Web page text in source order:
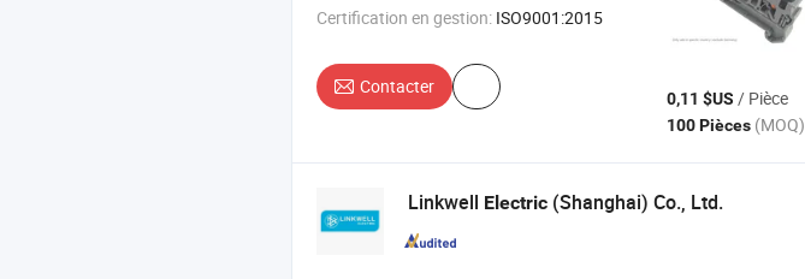
Certification en gestion: ISO9001:2015
Contacter
0,11 $US / Pièce
100 Pièces (MOQ)
Linkwell Electric (Shanghai) Co., Ltd.